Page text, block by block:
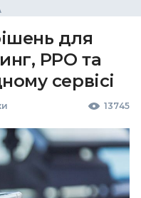
для
РРО та
сервісі
13745